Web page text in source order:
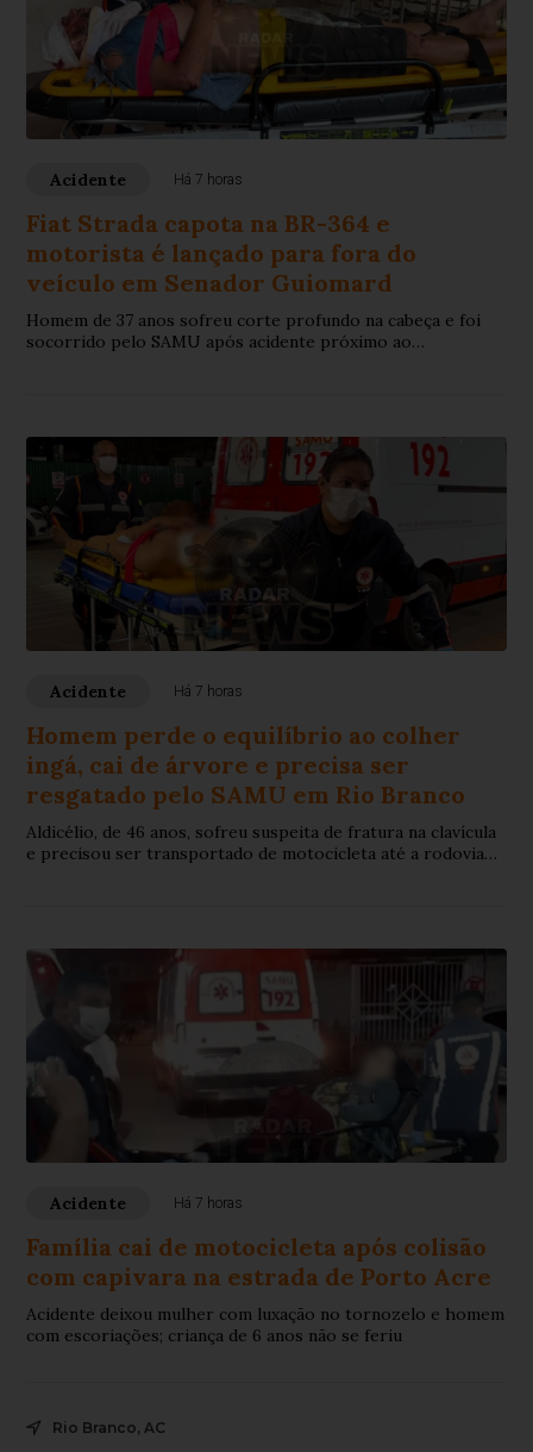
Acidente Há 7 horas
Fiat Strada capota na BR-364 e
motorista é lançado para fora do
veículo em Senador Guiomard
Homem de 37 anos sofreu corte profundo na cabeça e foi
socorrido pelo SAMU após acidente próximo ao
Acidente Há 7 horas
Homem perde o equilíbrio ao colher
ingá, cai de árvore e precisa ser
resgatado pelo SAMU em Rio Branco
Aldicélio, de 46 anos, sofreu suspeita de fratura na clavícula
e precisou ser transportado de motocicleta até a rodovia
Acidente Há 7 horas
Família cai de motocicleta após colisão
com capivara na estrada de Porto Acre
Acidente deixou mulher com luxação no tornozelo e homem
com escoriações; criança de 6 anos não se feriu
Rio Branco, AC